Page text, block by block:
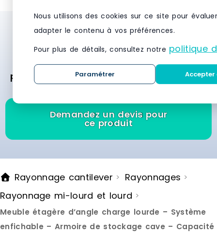
résistante à la rouilleMontage
assemblées. Niveaux réglables en
robuste très bon rapport
stockageDimensions :Hors tout :
résistante
robuste
L.1280 x
Besoin d’un système de stockage et de
rayonnage ? Demandez des devis
gratuitement et recevez des offres
personnalisées des meilleurs fournisseurs
Demandez un devis pour
ce produit
Rayonnage cantilever > Rayonnages >
Rayonnage mi-lourd et lourd >
Meuble étagère d’angle charge lourde – Système
enfichable – Armoire de stockage cave – Capacité
Nous utilisons des cookies sur ce site pour
adapter le contenu à vos préférences.
Pour plus de détails, consultez notre politique
Paramétrer